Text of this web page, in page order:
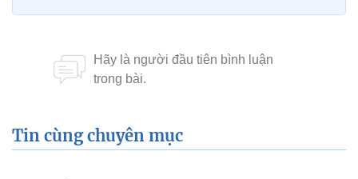
Tin cùng chuyên mục